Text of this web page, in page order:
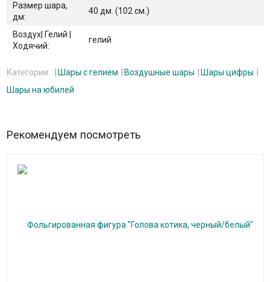
Размер шара,
дм:
40 дм. (102 см.)
Воздух| Гелий |
Ходячий:
гелий
Категории: Шары с гелием Воздушные шары
Шары цифры
Шары на юбилей
Рекомендуем посмотреть